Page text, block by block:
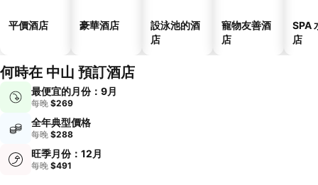
平價酒店 豪華酒店
設泳池的酒
店
寵物友善酒
店
SPA
店
何時在 中山 預訂酒店
最便宜的月份：9月
每晚 $269
全年典型價格
每晚 $288
旺季月份：12月
每晚 $491